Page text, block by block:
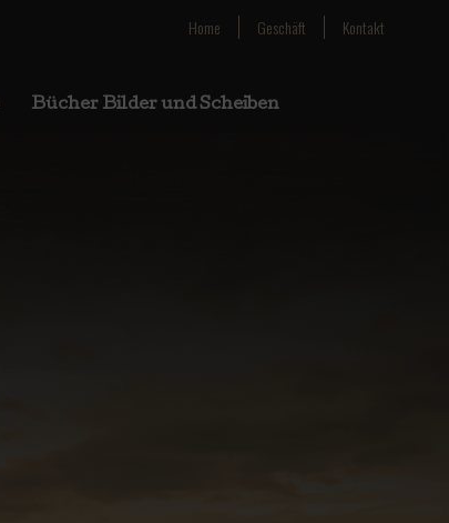
Home Geschäft Kontakt
Bücher Bilder und Scheiben